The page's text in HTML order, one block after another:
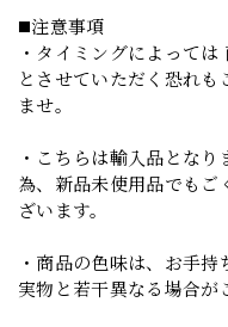
◼️注意事項
・タイミングによって
とさせていただく恐れ
ませ。
・こちらは輸入品とな
為、新品未使用品でもご
ざいます。
・商品の色味は、お手
実物と若干異なる場合が